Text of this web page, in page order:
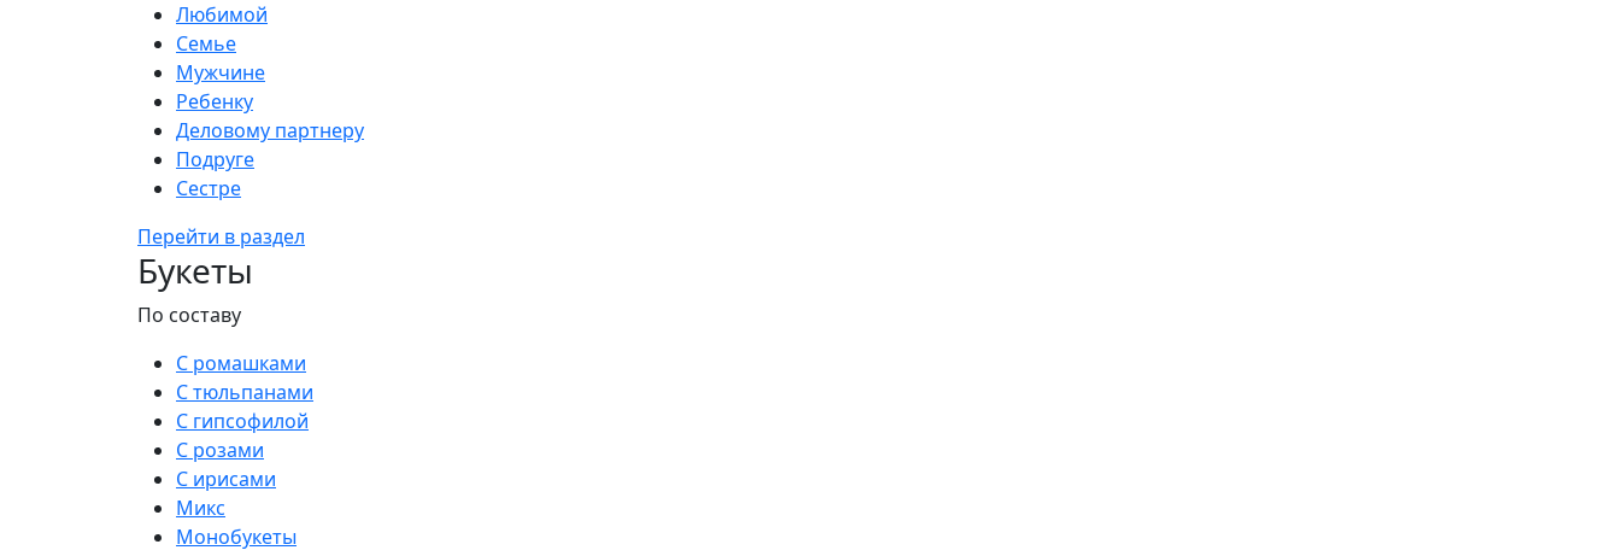
Любимой
Семье
Мужчине
Ребенку
Деловому партнеру
Подруге
Сестре
Перейти в раздел
Букеты
По составу
С ромашками
С тюльпанами
С гипсофилой
С розами
С ирисами
Микс
Монобукеты